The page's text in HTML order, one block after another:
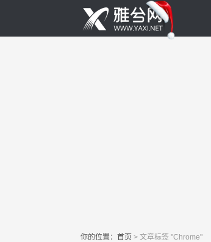
你的位置： 首页 > 文章标签 "Chrome"